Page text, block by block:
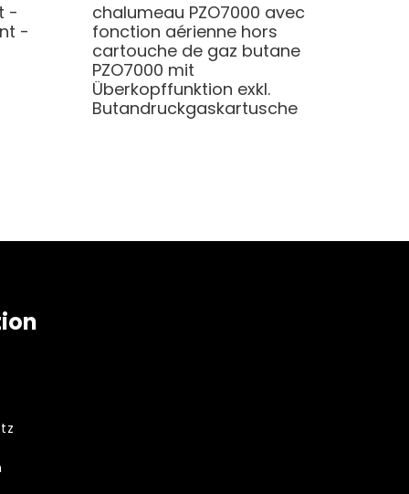
-
-
chalumeau PZO7000 avec
fonction aérienne hors
cartouche de gaz butane
PZO7000 mit
Überkopffunktion exkl.
Butandruckgaskartusche